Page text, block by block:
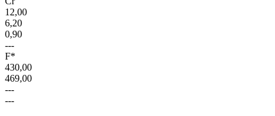
12,00
6,20
0,90
---
F*
430,00
469,00
---
---